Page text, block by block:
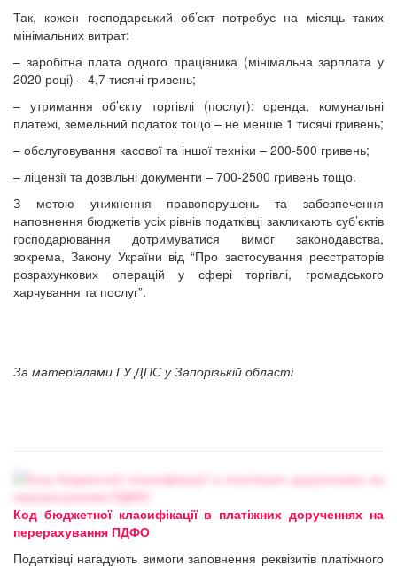
Так, кожен господарський об’єкт потребує на місяць таких
мінімальних витрат:
– заробітна плата одного працівника (мінімальна зарплата у
2020 році) – 4,7 тисячі гривень;
– утримання об’єкту торгівлі (послуг): оренда, комунальні
платежі, земельний податок тощо – не менше 1 тисячі гривень;
– обслуговування касової та іншої техніки – 200-500 гривень;
– ліцензії та дозвільні документи – 700-2500 гривень тощо.
З метою уникнення правопорушень та забезпечення
наповнення бюджетів усіх рівнів податківці закликають суб’єктів
господарювання дотримуватися вимог законодавства,
зокрема, Закону України від “Про застосування реєстраторів
розрахункових операцій у сфері торгівлі, громадського
харчування та послуг”.
За матеріалами ГУ ДПС у Запорізькій області
Код бюджетної класифікації в платіжних дорученнях на
перерахування ПДФО
Податківці нагадують вимоги заповнення реквізитів платіжного